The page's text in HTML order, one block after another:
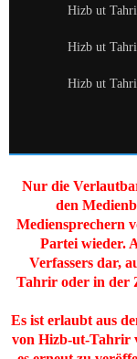
Hizb ut
Hizb ut
Hizb ut
Nur die
den
Mediensprechern
Partei wieder.
Verfassers dar,
Tahrir oder in der
Es ist erlaubt aus
von Hizb-ut-Tahrir